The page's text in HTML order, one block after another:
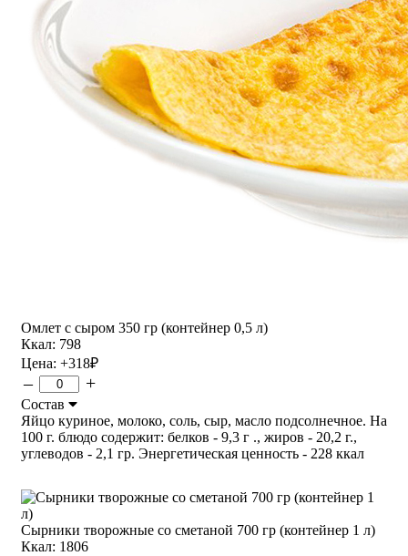
Омлет с сыром 350 гр (контейнер 0,5 л)
Ккал: 798
Цена: +318₽
– +
Состав
Яйцо куриное, молоко, соль, сыр, масло подсолнечное. На
100 г. блюдо содержит: белков - 9,3 г ., жиров - 20,2 г.,
углеводов - 2,1 гр. Энергетическая ценность - 228 ккал
Сырники творожные со сметаной 700 гр (контейнер 1 л)
Ккал: 1806